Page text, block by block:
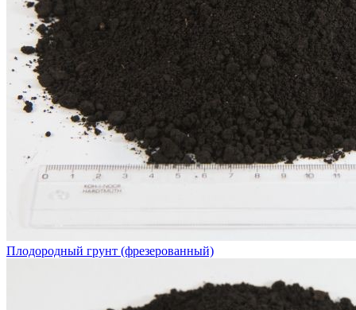
Плодородный грунт (фрезерованный)